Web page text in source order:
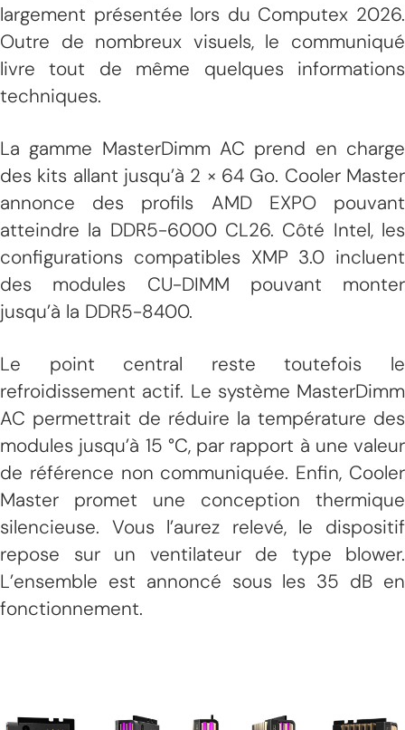
largement présentée lors du Computex 2026.
Outre de nombreux visuels, le communiqué
livre tout de même quelques informations
techniques.
La gamme MasterDimm AC prend en charge
des kits allant jusqu’à 2 × 64 Go. Cooler Master
annonce des profils AMD EXPO pouvant
atteindre la DDR5-6000 CL26. Côté Intel, les
configurations compatibles XMP 3.0 incluent
des modules CU-DIMM pouvant monter
jusqu’à la DDR5-8400.
Le point central reste toutefois le
refroidissement actif. Le système MasterDimm
AC permettrait de réduire la température des
modules jusqu’à 15 °C, par rapport à une valeur
de référence non communiquée. Enfin, Cooler
Master promet une conception thermique
silencieuse. Vous l’aurez relevé, le dispositif
repose sur un ventilateur de type blower.
L’ensemble est annoncé sous les 35 dB en
fonctionnement.